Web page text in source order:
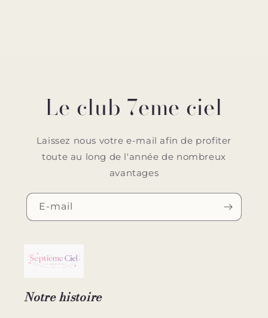
Le club 7eme ciel
Laissez nous votre e-mail afin de profiter
toute au long de l'année de nombreux
avantages
E-mail
Notre histoire